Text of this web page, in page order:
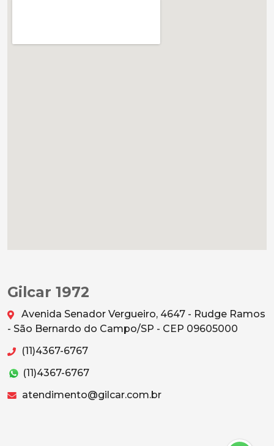
Gilcar 1972
Avenida Senador Vergueiro, 4647 - Rudge Ramos
- São Bernardo do Campo/SP - CEP 09605000
(11)4367-6767
(11)4367-6767
atendimento@gilcar.com.br